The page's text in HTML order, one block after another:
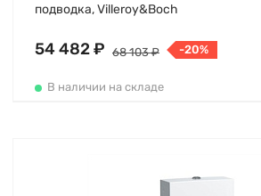
подводка, Villeroy&Boch
54 482 ₽ 68 103 ₽ -20%
В наличии на складе